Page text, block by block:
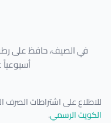
في الصيف، حافظ على
للاطلاع على اشتراطات الصرف
الكويت الرسمي.